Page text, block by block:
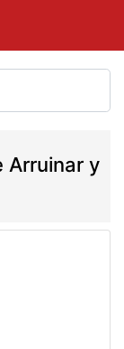
Arruinar y